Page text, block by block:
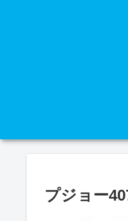
プジョー